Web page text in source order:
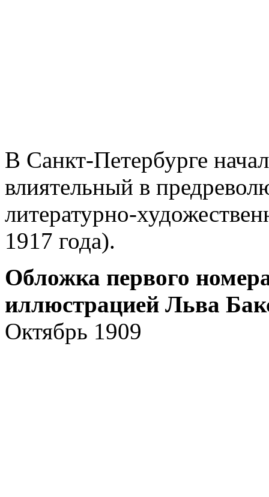
В Санкт-Петербурге
влиятельный в
литературно-
1917 года).
Обложка первого
иллюстрацией Льва
Октябрь 1909